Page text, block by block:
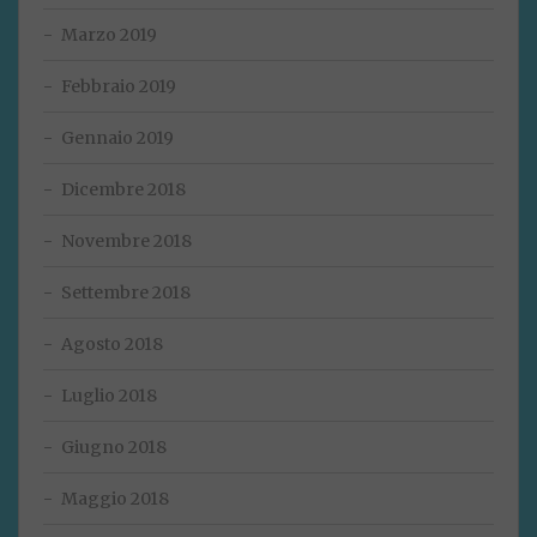
Marzo 2019
Febbraio 2019
Gennaio 2019
Dicembre 2018
Novembre 2018
Settembre 2018
Agosto 2018
Luglio 2018
Giugno 2018
Maggio 2018